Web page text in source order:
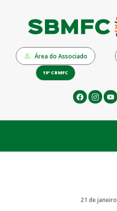
Área do Associado
19º CBMFC
21 de